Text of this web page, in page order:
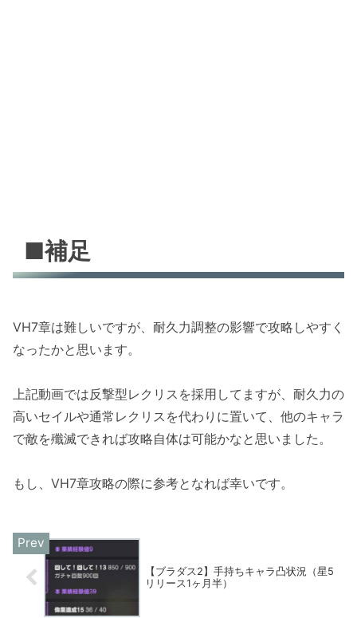
■補足
VH7章は難しいですが、耐久力調整の影響で攻略しやすく
なったかと思います。
上記動画では反撃型レクリスを採用してますが、耐久力の
高いセイルや通常レクリスを代わりに置いて、他のキャラ
で敵を殲滅できれば攻略自体は可能かなと思いました。
もし、VH7章攻略の際に参考となれば幸いです。
【ブラダス2】手持ちキャラ凸状況（星5
リリース1ヶ月半）